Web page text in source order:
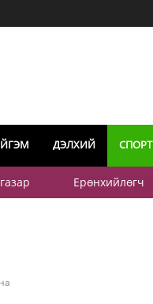
ДЭЛХИЙ СПОРТ
Ерөнхийлөгч